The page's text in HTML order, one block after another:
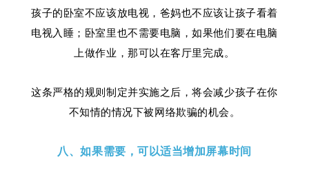
孩子的卧室不应该放电视，爸妈也不应该让孩子看着
电视入睡；卧室里也不需要电脑，如果他们要在电脑
上做作业，那可以在客厅里完成。
这条严格的规则制定并实施之后，将会减少孩子在你
不知情的情况下被网络欺骗的机会。
八、如果需要，可以适当增加屏幕时间